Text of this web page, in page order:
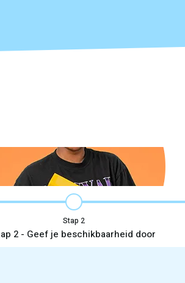
Stap
2 - Geef je beschikbaarheid door